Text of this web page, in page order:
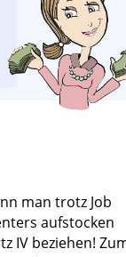
man trotz Job
aufstocken
IV beziehen!